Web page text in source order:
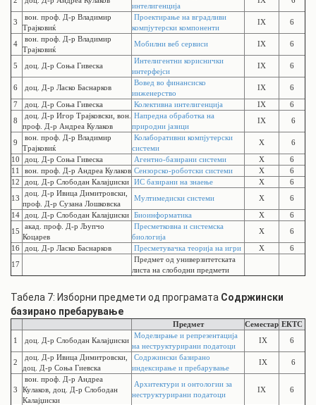
интелигенција
3
вон. проф. Д-р Владимир
Трајковиќ
Проектирање на вградливи
компјутерски компоненти
IX 6
4
вон. проф. Д-р Владимир
Трајковиќ
Мобилни веб сервиси IX 6
5 доц. Д-р Соња Гивеска
Интелигентни кориснички
интерфејси
IX 6
6 доц. Д-р Ласко Баснарков
Вовед во финансиско
инженерство
IX 6
7 доц. Д-р Соња Гивеска Колективна интелигенција IX 6
8
доц. Д-р Игор Трајковски, вон.
проф. Д-р Андреа Кулаков
Напредна обработка на
природни јазици
IX 6
9
вон. проф. Д-р Владимир
Трајковиќ
Колаборативни компјутерски
системи
X 6
10 доц. Д-р Соња Гивеска Агентно-базирани системи X
6
11
вон. проф. Д-р Андреа Кулаков Сензорско-роботски системи X
6
12
доц. Д-р Слободан Калајџиски ИС базирани на знаење X 6
13
доц. Д-р Ивица Димитровски,
проф. Д-р Сузана Лошковска
Мултимедиски системи X 6
14 доц. Д-р Слободан Калајџиски Биоинформатика X 6
15
акад. проф. Д-р Љупчо
Коцарев
Пресметковна и системска
биологија
X 6
16 доц. Д-р Ласко Баснарков Пресметувачка теорија на игри X 6
17
Предмет од универзитетската
листа на слободни предмети
Табела 7: Изборни предмети од програмата Содржински
базирано пребарување
Предмет Семестар ЕКТС
1 доц. Д-р Слободан Калајџиски
Моделирање и репрезентација
на неструктурирани податоци
IX 6
2
доц. Д-р Ивица Димитровски,
доц. Д-р Соња Гиевска
Содржински базирано
индексирање и пребарување
IX 6
3
вон. проф. Д-р Андреа
Кулаков, доц. Д-р Слободан
Калајџиски
Архитектури и онтологии за
неструктурирани податоци
IX 6